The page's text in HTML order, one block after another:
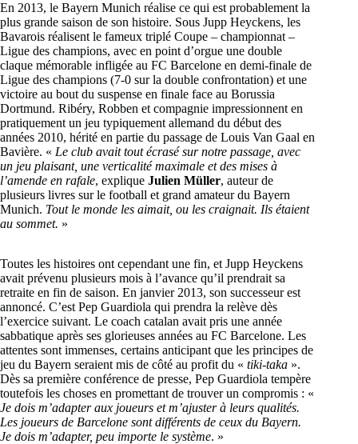
En 2013, le Bayern Munich réalise ce qui est probablement la
plus grande saison de son histoire. Sous Jupp Heyckens, les
Bavarois réalisent le fameux triplé Coupe – championnat –
Ligue des champions, avec en point d’orgue une double
claque mémorable infligée au FC Barcelone en demi-finale de
Ligue des champions (7-0 sur la double confrontation) et une
victoire au bout du suspense en finale face au Borussia
Dortmund. Ribéry, Robben et compagnie impressionnent en
pratiquement un jeu typiquement allemand du début des
années 2010, hérité en partie du passage de Louis Van Gaal en
Bavière. « Le club avait tout écrasé sur notre passage, avec
un jeu plaisant, une verticalité maximale et des mises à
l’amende en rafale, explique Julien Müller, auteur de
plusieurs livres sur le football et grand amateur du Bayern
Munich. Tout le monde les aimait, ou les craignait. Ils étaient
au sommet. »
Toutes les histoires ont cependant une fin, et Jupp Heyckens
avait prévenu plusieurs mois à l’avance qu’il prendrait sa
retraite en fin de saison. En janvier 2013, son successeur est
annoncé. C’est Pep Guardiola qui prendra la relève dès
l’exercice suivant. Le coach catalan avait pris une année
sabbatique après ses glorieuses années au FC Barcelone. Les
attentes sont immenses, certains anticipant que les principes de
jeu du Bayern seraient mis de côté au profit du « tiki-taka ».
Dès sa première conférence de presse, Pep Guardiola tempère
toutefois les choses en promettant de trouver un compromis : «
Je dois m’adapter aux joueurs et m’ajuster à leurs qualités.
Les joueurs de Barcelone sont différents de ceux du Bayern.
Je dois m’adapter, peu importe le système. »